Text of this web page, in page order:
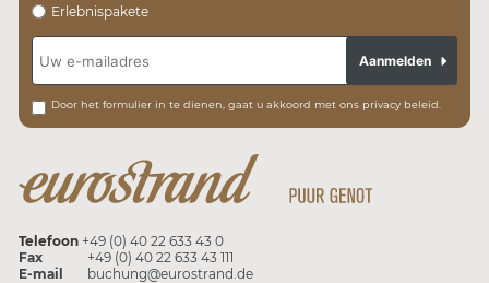
Erlebnispakete
Door het formulier in te dienen, gaat u akkoord met ons privacy beleid.
Aanmelden
Telefoon +49 (0) 40 22 633 43 0
Fax
+49 (0) 40 22 633 43 111
E-mail
buchung@eurostrand.de